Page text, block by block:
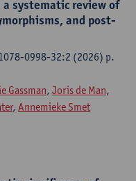
systematic review of
and post-
0998-32:2 (2026) p.
Gassman, Joris de Man,
, Annemieke Smet